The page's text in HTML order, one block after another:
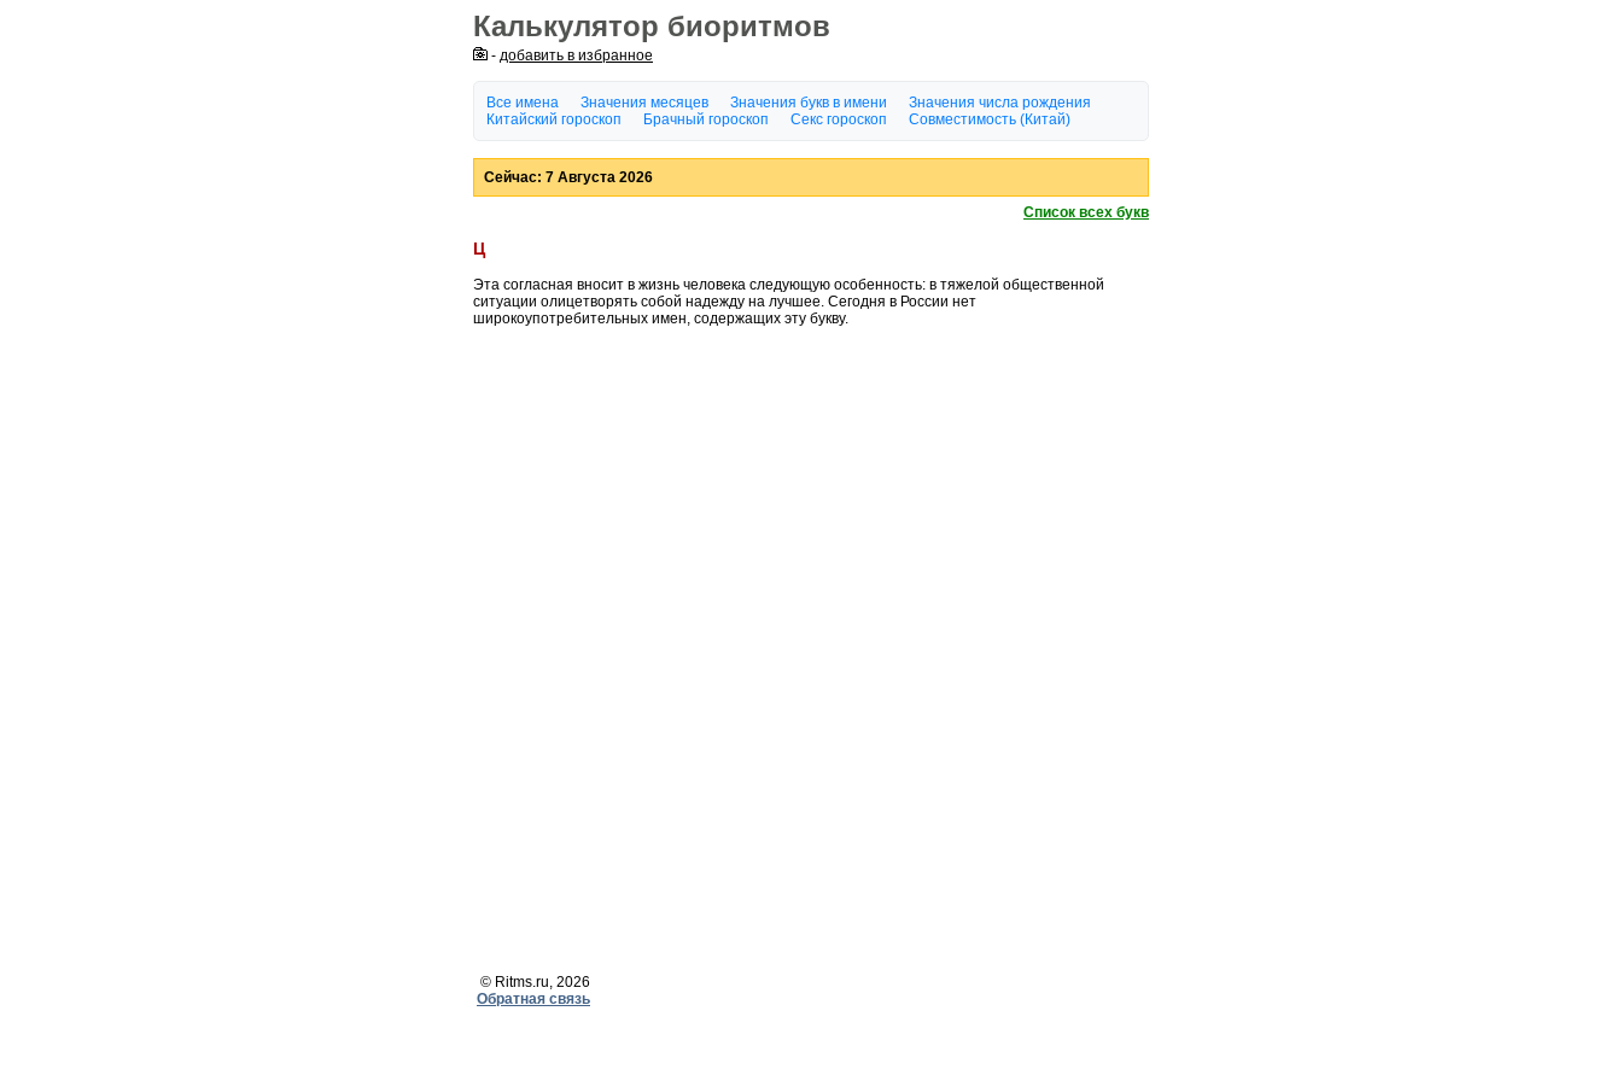
Калькулятор биоритмов
- добавить в избранное
Все имена Значения месяцев Значения букв в имени
Значения числа рождения
Китайский гороскоп
Брачный гороскоп Секс гороскоп Совместимость (Китай)
Сейчас: 7 Августа 2026
Список всех букв
Ц
Эта согласная вносит в жизнь человека следующую особенность: в тяжелой общественной
ситуации олицетворять собой надежду на лучшее. Сегодня в России нет
широкоупотребительных имен, содержащих эту букву.
© Ritms.ru, 2026
Обратная связь